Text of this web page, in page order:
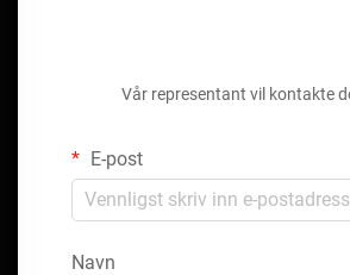
Vår representant vil kontakte
E-post
Navn